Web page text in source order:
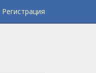
Регистрация